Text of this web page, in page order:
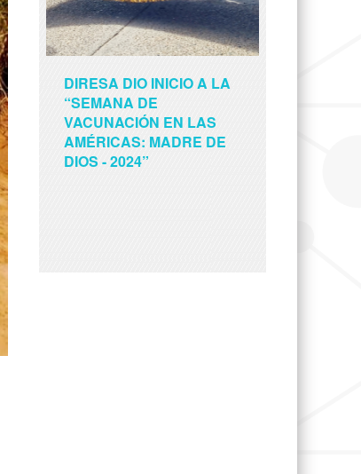
DIRESA DIO INICIO A LA
“SEMANA DE
VACUNACIÓN EN LAS
AMÉRICAS: MADRE DE
DIOS - 2024”